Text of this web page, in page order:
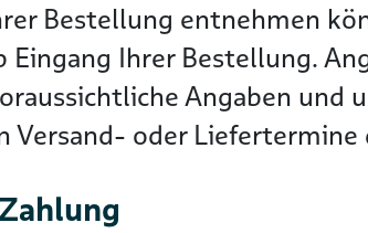
Bestellung entnehmen
Eingang Ihrer Bestellung.
Angaben
Versand- oder